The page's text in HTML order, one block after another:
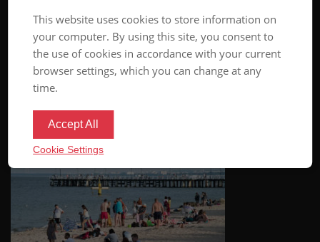
+48 889 413 114
This website uses cookies to store information on
your computer. By using this site, you consent to
the use of cookies in accordance with your current
browser settings, which you can change at any
time.
Accept All
Cookie Settings